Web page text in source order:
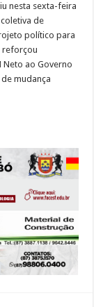
nesta sexta-feira
de
político para
reforçou
Neto ao Governo
mudança